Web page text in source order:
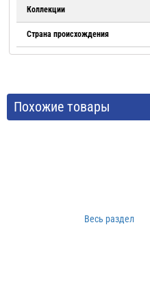
Коллекции
Страна происхождения
Похожие товары
Весь раздел